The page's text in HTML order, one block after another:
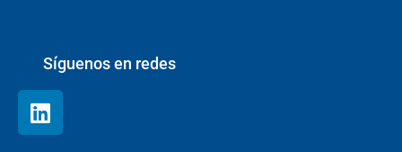
Síguenos en redes